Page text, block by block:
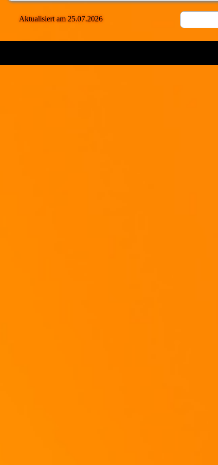
Jetzt könnt ihr den Restlichen Belag gleichmäßig darauf verteilen.
Zum Abschluß noch der restliche Käse.
Schaltet den Ofen zurück auf 150° und backt alles nochmal 15 Minuten.
Jetzt nur noch in beliebig dicke Scheiben schneiden und genießen!
Aktualisiert am 25.07.2026